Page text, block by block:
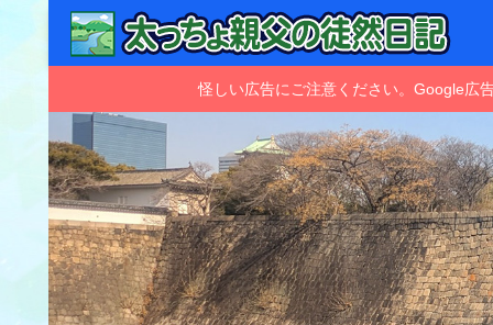
怪しい広告にご注意ください。Google広